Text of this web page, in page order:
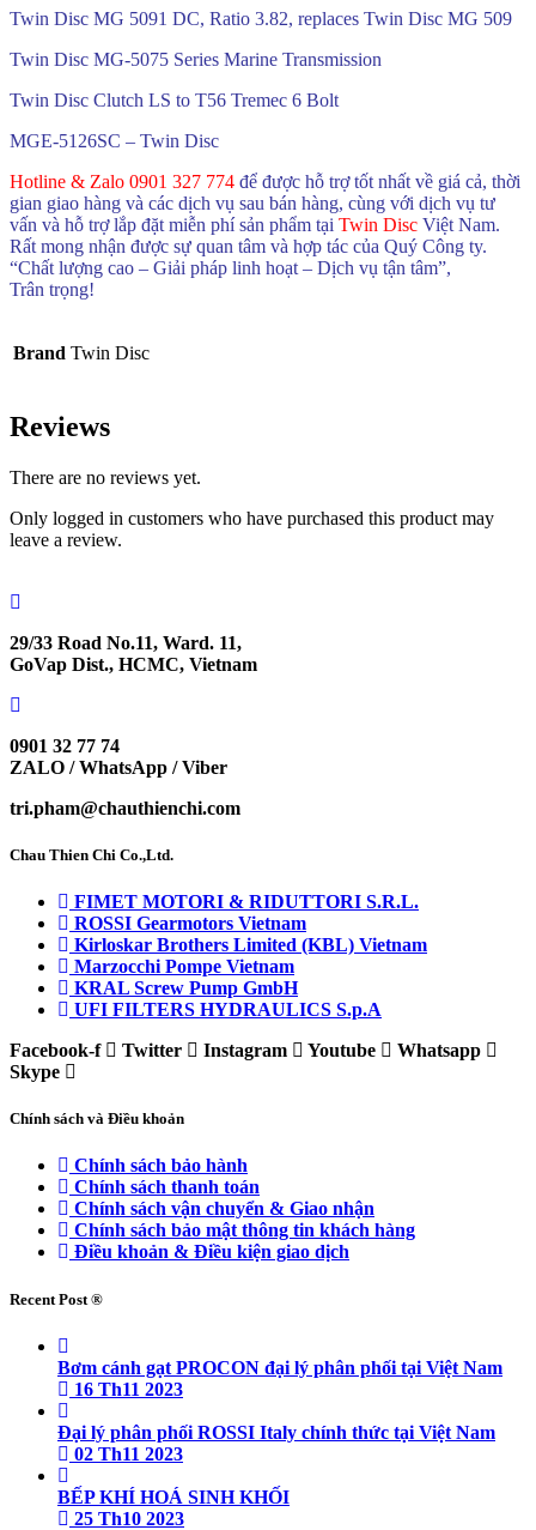
Twin Disc MG 5091 DC, Ratio 3.82, replaces Twin Disc MG 509
Twin Disc MG-5075 Series Marine Transmission
Twin Disc Clutch LS to T56 Tremec 6 Bolt
MGE-5126SC – Twin Disc
Hotline & Zalo 0901 327 774 để được hỗ trợ tốt nhất về giá cả, thời
gian giao hàng và các dịch vụ sau bán hàng, cùng với dịch vụ tư
vấn và hỗ trợ lắp đặt miễn phí sản phẩm tại Twin Disc Việt Nam.
Rất mong nhận được sự quan tâm và hợp tác của Quý Công ty.
“Chất lượng cao – Giải pháp linh hoạt – Dịch vụ tận tâm”,
Trân trọng!
Brand Twin Disc
Reviews
There are no reviews yet.
Only logged in customers who have purchased this product may
leave a review.
29/33 Road No.11, Ward. 11,
GoVap Dist., HCMC, Vietnam
0901 32 77 74
ZALO / WhatsApp / Viber
tri.pham@chauthienchi.com
Chau Thien Chi Co.,Ltd.
FIMET MOTORI & RIDUTTORI S.R.L.
ROSSI Gearmotors Vietnam
Kirloskar Brothers Limited (KBL) Vietnam
Marzocchi Pompe Vietnam
KRAL Screw Pump GmbH
UFI FILTERS HYDRAULICS S.p.A
Facebook-f
Twitter Instagram Youtube
Whatsapp
Skype
Chính sách và Điều khoản
Chính sách bảo hành
Chính sách thanh toán
Chính sách vận chuyển & Giao nhận
Chính sách bảo mật thông tin khách hàng
Điều khoản & Điều kiện giao dịch
Recent Post ®
Bơm cánh gạt PROCON đại lý phân phối tại Việt Nam
16 Th11 2023
Đại lý phân phối ROSSI Italy chính thức tại Việt Nam
02 Th11 2023
BẾP KHÍ HOÁ SINH KHỐI
25 Th10 2023